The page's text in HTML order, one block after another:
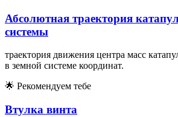
Абсолютная траектория
системы
траектория движения центра масс
в земной системе координат.
🌟 Рекомендуем тебе
Втулка винта